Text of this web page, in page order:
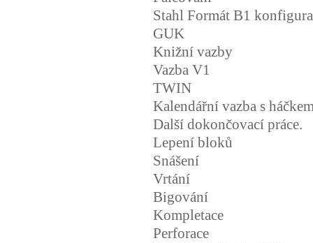
Stahl Formát B1
GUK
Knižní vazby
Vazba V1
TWIN
Kalendářní vazba s
Další dokončovací práce.
Lepení bloků
Snášení
Vrtání
Bigování
Kompletace
Perforace